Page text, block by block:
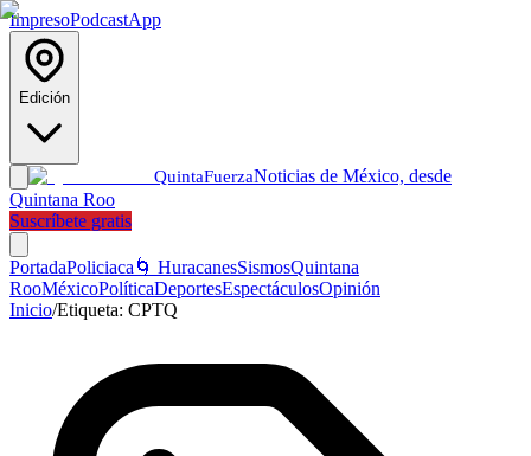
ImpresoPodcastApp
Edición
QuintaFuerzaNoticias de México, desde
Quintana Roo
Suscríbete gratis
PortadaPoliciaca 🌀 HuracanesSismosQuintana
RooMéxicoPolíticaDeportesEspectáculosOpinión
Inicio/Etiqueta: CPTQ